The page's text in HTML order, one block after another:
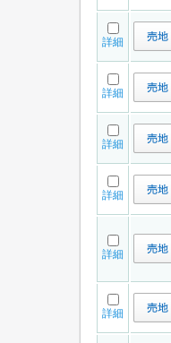
詳細
詳細
詳細
詳細
詳細
詳細